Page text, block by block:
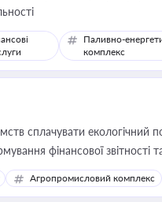
Паливно-
комплекс
сплачувати екологічний
фінансової
Агропромисловий комплекс